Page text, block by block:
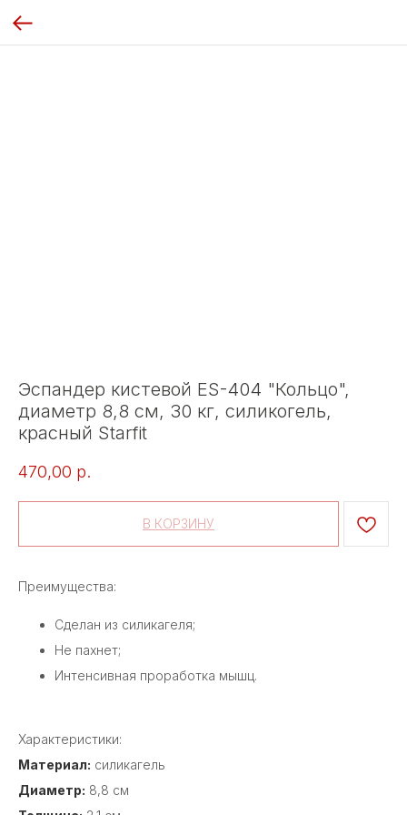
Эспандер кистевой ES-404 "Кольцо",
диаметр 8,8 см, 30 кг, силикогель,
красный Starfit
470,00 р.
В КОРЗИНУ
Преимущества:
Сделан из силикагеля;
Не пахнет;
Интенсивная проработка мышц.
Характеристики:
Материал: силикагель
Диаметр: 8,8 см